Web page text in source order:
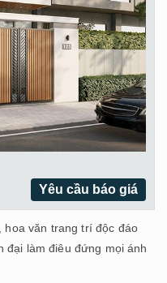
Yêu cầu báo giá
hoa văn trang trí độc đáo
đại làm điêu đứng mọi ánh